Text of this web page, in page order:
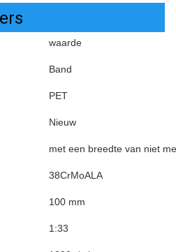
waarde
Band
PET
Nieuw
met een breedte van niet
38CrMoALA
100 mm
1:33